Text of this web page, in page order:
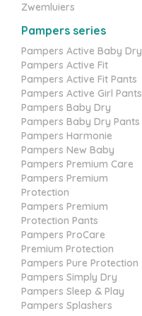
Zwemluiers
Pampers series
Pampers Active Baby Dry
Pampers Active Fit
Pampers Active Fit Pants
Pampers Active Girl Pants
Pampers Baby Dry
Pampers Baby Dry Pants
Pampers Harmonie
Pampers New Baby
Pampers Premium Care
Pampers Premium
Protection
Pampers Premium
Protection Pants
Pampers ProCare
Premium Protection
Pampers Pure Protection
Pampers Simply Dry
Pampers Sleep & Play
Pampers Splashers